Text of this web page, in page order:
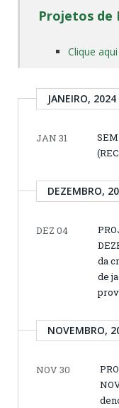
Projetos de
Clique
JANEIRO, 2024
JAN 31
DEZEMBRO,
DEZ 04
da
de
NOVEMBRO,
NOV 30